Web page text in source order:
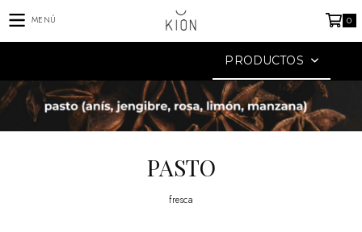
MENÚ 0
PRODUCTOS
PASTO
fresca